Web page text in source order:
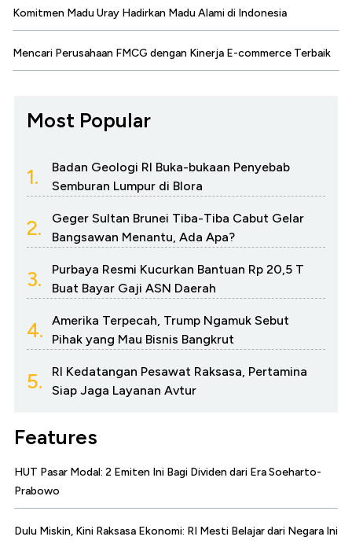
Komitmen Madu Uray Hadirkan Madu Alami di Indonesia
Mencari Perusahaan FMCG dengan Kinerja E-commerce Terbaik
Most Popular
1.
Badan Geologi RI Buka-bukaan Penyebab
Semburan Lumpur di Blora
2.
Geger Sultan Brunei Tiba-Tiba Cabut Gelar
Bangsawan Menantu, Ada Apa?
3.
Purbaya Resmi Kucurkan Bantuan Rp 20,5 T
Buat Bayar Gaji ASN Daerah
4.
Amerika Terpecah, Trump Ngamuk Sebut
Pihak yang Mau Bisnis Bangkrut
5.
RI Kedatangan Pesawat Raksasa, Pertamina
Siap Jaga Layanan Avtur
Features
HUT Pasar Modal: 2 Emiten Ini Bagi Dividen dari Era Soeharto-
Prabowo
Dulu Miskin, Kini Raksasa Ekonomi: RI Mesti Belajar dari Negara Ini